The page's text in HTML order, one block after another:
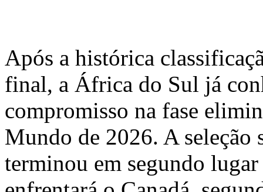
Após a histórica
final, a África do Sul já
compromisso na fase
Mundo de 2026. A seleção
terminou em segundo